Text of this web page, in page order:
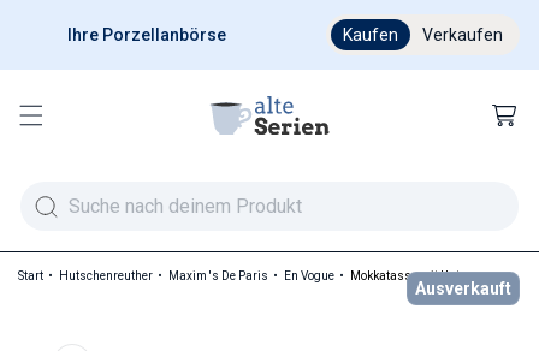
Ihre Porzellanbörse Ab 200 €
Kaufen Verkaufen
Start Hutschenreuther Maxim 's De Paris En Vogue Mokkatasse mit Untere
Ausverkauft